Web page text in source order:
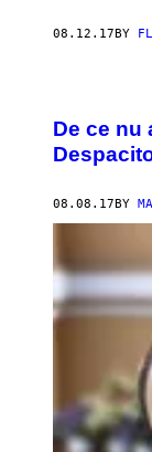
08.12.17BY
De ce nu
08.08.17 BY